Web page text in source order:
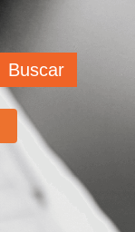
Buscar